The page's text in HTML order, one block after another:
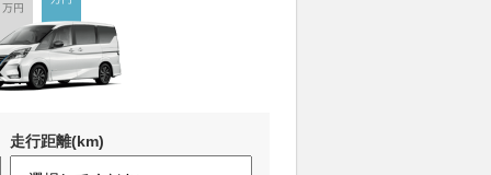
走行距離(km)